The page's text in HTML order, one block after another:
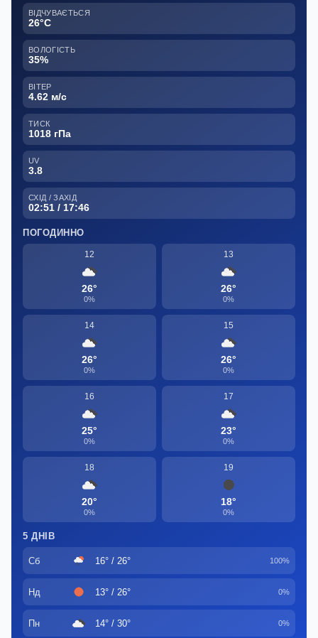
ВІДЧУВАЄТЬСЯ
26°C
ВОЛОГІСТЬ
35%
ВІТЕР
4.62 м/с
ТИСК
1018 гПа
UV
3.8
СХІД / ЗАХІД
02:51 / 17:46
ПОГОДИННО
12
26°
0%
13
26°
0%
14
26°
0%
15
26°
0%
16
25°
0%
17
23°
0%
18
20°
0%
19
18°
0%
5 ДНІВ
Сб 16° / 26° 100%
Нд 13° / 26° 0%
Пн 14° / 30° 0%